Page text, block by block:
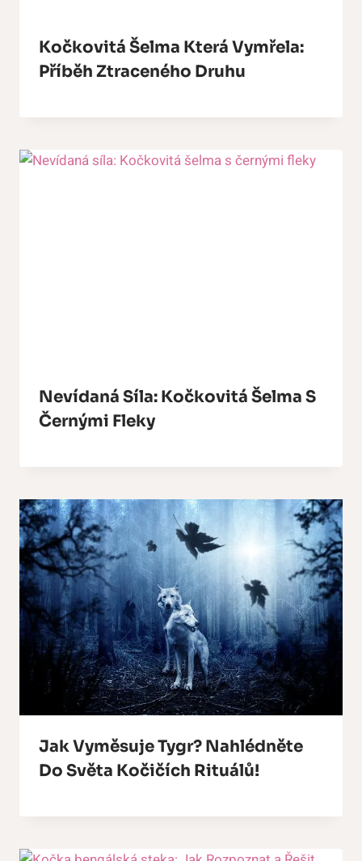
Kočkovitá Šelma Která Vymřela:
Příběh Ztraceného Druhu
Nevídaná Síla: Kočkovitá Šelma S
Černými Fleky
Jak Vyměsuje Tygr? Nahlédněte
Do Světa Kočičích Rituálů!